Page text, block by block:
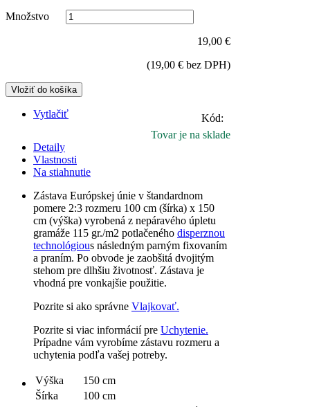
Množstvo
19,00 €
(19,00 €bez DPH)
Vložiť do košíka
Kód:
Tovar je na sklade
Vytlačiť
Detaily
Vlastnosti
Na stiahnutie
Zástava Európskej únie v štandardnom
pomere 2:3 rozmeru 100 cm (šírka) x 150
cm (výška) vyrobená z nepáravého úpletu
gramáže 115 gr./m2 potlačeného disperznou
technológious následným parným fixovaním
a praním. Po obvode je zaobšitá dvojitým
stehom pre dlhšiu životnosť. Zástava je
vhodná pre vonkajšie použitie.
Pozrite si ako správne Vlajkovať.
Pozrite si viac informácií pre Uchytenie.
Prípadne vám vyrobíme zástavu rozmeru a
uchytenia podľa vašej potreby.
Výška
150 cm
Šírka
100 cm